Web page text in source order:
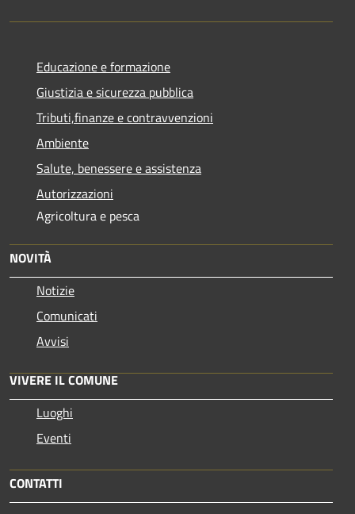
Educazione e formazione
Giustizia e sicurezza pubblica
Tributi,finanze e contravvenzioni
Ambiente
Salute, benessere e assistenza
Autorizzazioni
Agricoltura e pesca
NOVITÀ
Notizie
Comunicati
Avvisi
VIVERE IL COMUNE
Luoghi
Eventi
CONTATTI